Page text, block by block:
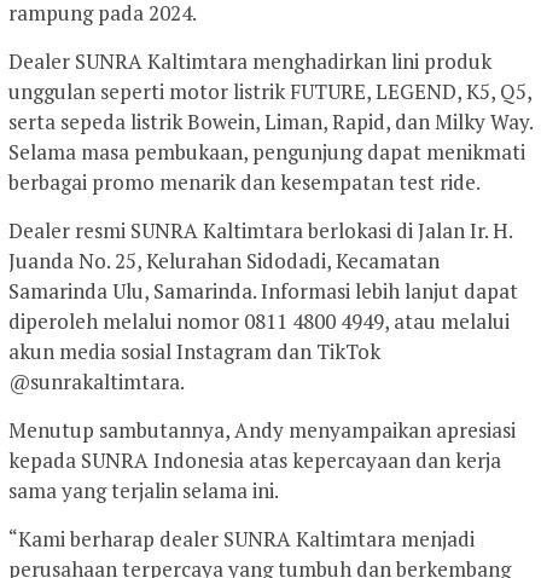
rampung pada 2024.
Dealer SUNRA Kaltimtara menghadirkan lini produk
unggulan seperti motor listrik FUTURE, LEGEND, K5, Q5,
serta sepeda listrik Bowein, Liman, Rapid, dan Milky Way.
Selama masa pembukaan, pengunjung dapat menikmati
berbagai promo menarik dan kesempatan test ride.
Dealer resmi SUNRA Kaltimtara berlokasi di Jalan Ir. H.
Juanda No. 25, Kelurahan Sidodadi, Kecamatan
Samarinda Ulu, Samarinda. Informasi lebih lanjut dapat
diperoleh melalui nomor 0811 4800 4949, atau melalui
akun media sosial Instagram dan TikTok
@sunrakaltimtara.
Menutup sambutannya, Andy menyampaikan apresiasi
kepada SUNRA Indonesia atas kepercayaan dan kerja
sama yang terjalin selama ini.
“Kami berharap dealer SUNRA Kaltimtara menjadi
perusahaan terpercaya yang tumbuh dan berkembang